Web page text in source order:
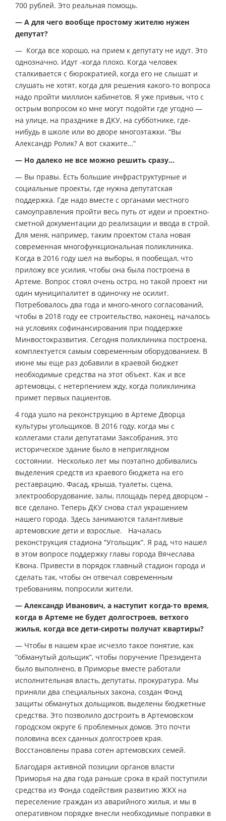
700 рублей. Это реальная помощь.
— А для чего вообще простому жителю нужен
депутат?
— Когда все хорошо, на прием к депутату не идут. Это
однозначно. Идут -когда плохо. Когда человек
сталкивается с бюрократией, когда его не слышат и
слушать не хотят, когда для решения какого-то вопроса
надо пройти миллион кабинетов. Я уже привык, что с
острым вопросом ко мне могут подойти где угодно —
на улице, на празднике в ДКУ, на субботнике, где-
нибудь в школе или во дворе многоэтажки. “Вы
Александр Ролик? А вот скажите…”
— Но далеко не все можно решить сразу…
— Вы правы. Есть большие инфраструктурные и
социальные проекты, где нужна депутатская
поддержка. Где надо вместе с органами местного
самоуправления пройти весь путь от идеи и проектно-
сметной документации до реализации и ввода в строй.
Для меня, например, таким проектом стала новая
современная многофункциональная поликлиника.
Когда в 2016 году шел на выборы, я пообещал, что
приложу все усилия, чтобы она была построена в
Артеме. Вопрос стоял очень остро, но такой проект ни
один муниципалитет в одиночку не осилит.
Потребовалось два года и много-много согласований,
чтобы в 2018 году ее строительство, наконец, началось
на условиях софинансирования при поддержке
Минвостокразвития. Сегодня поликлиника построена,
комплектуется самым современным оборудованием. В
июне мы еще раз добавили в краевой бюджет
необходимые средства на этот объект. Как и все
артемовцы, с нетерпением жду, когда поликлиника
примет первых пациентов.
4 года ушло на реконструкцию в Артеме Дворца
культуры угольщиков. В 2016 году, когда мы с
коллегами стали депутатами Заксобрания, это
историческое здание было в неприглядном
состоянии. Несколько лет мы поэтапно добивались
выделения средств из краевого бюджета на его
реставрацию. Фасад, крыша, туалеты, сцена,
электрооборудование, залы, площадь перед дворцом –
все сделано. Теперь ДКУ снова стал украшением
нашего города. Здесь занимаются талантливые
артемовские дети и взрослые. Началась
реконструкция стадиона “Угольщик”. Я рад, что нашел
в этом вопросе поддержку главы города Вячеслава
Квона. Привести в порядок главный стадион города и
сделать так, чтобы он отвечал современным
требованиям, попросили жители.
— Александр Иванович, а наступит когда-то время,
когда в Артеме не будет долгостроев, ветхого
жилья, когда все дети-сироты получат квартиры?
— Чтобы в нашем крае исчезло такое понятие, как
“обманутый дольщик”, чтобы поручение Президента
было выполнено, в Приморье вместе работали
исполнительная власть, депутаты, прокуратура. Мы
приняли два специальных закона, создан Фонд
защиты обманутых дольщиков, выделены бюджетные
средства. Это позволило достроить в Артемовском
городском округе 6 проблемных домов. Это почти
половина всех сданных долгостроев края.
Восстановлены права сотен артемовских семей.
Благодаря активной позиции органов власти
Приморья на два года раньше срока в край поступили
средства из Фонда содействия развитию ЖКХ на
переселение граждан из аварийного жилья, и мы в
оперативном порядке внесли необходимые поправки в